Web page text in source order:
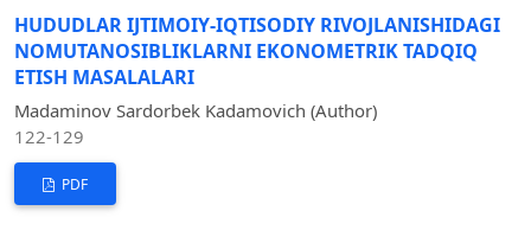
HUDUDLAR IJTIMOIY-IQTISODIY RIVOJLANISHIDAGI
NOMUTANOSIBLIKLARNI EKONOMETRIK TADQIQ
ETISH MASALALARI
Madaminov Sardorbek Kadamovich (Author)
122-129
PDF